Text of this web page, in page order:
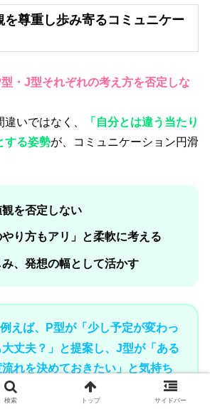
を尊重し歩み寄るコミュニケー
型・J型それぞれの考え方を否定しな
いではなく、
「自分とは違う当たり
する姿勢が、コミュニケーション円滑
を否定しない
やり方もアリ」と柔軟に考える
、発想の幅として活かす
例えば、P型が「少し予定が変わっ
丈夫？」と提案し、J型が「ある
れを決めておきたい」と気持ち
え合うことが大切です。
検索 トップ サイドバー